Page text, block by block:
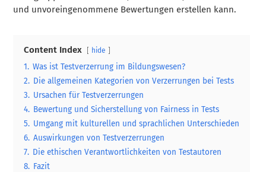
und unvoreingenommene Bewertungen erstellen kann.
Content Index hide
1. Was ist Testverzerrung im Bildungswesen?
2. Die allgemeinen Kategorien von Verzerrungen bei Tests
3. Ursachen für Testverzerrungen
4. Bewertung und Sicherstellung von Fairness in Tests
5. Umgang mit kulturellen und sprachlichen Unterschieden
6. Auswirkungen von Testverzerrungen
7. Die ethischen Verantwortlichkeiten von Testautoren
8. Fazit